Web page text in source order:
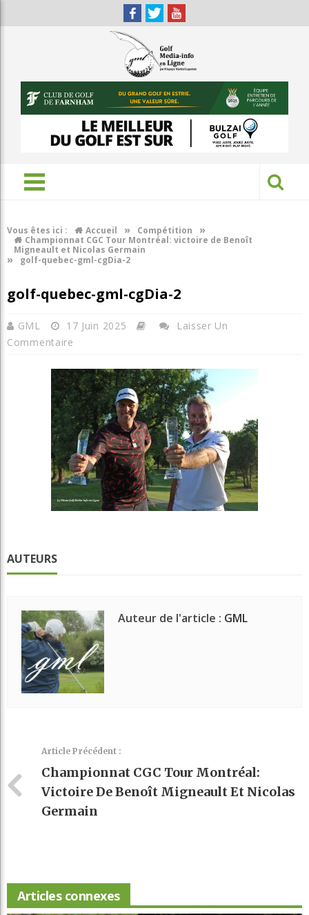
Vous êtes ici : Accueil » Compétition »
Championnat CGC Tour Montréal: victoire de Benoît
Migneault et Nicolas Germain
» golf-quebec-gml-cgDia-2
golf-quebec-gml-cgDia-2
GML 17 Juin 2025
Laisser Un
Commentaire
AUTEURS
Auteur de l'article : GML
Article Précédent :
Championnat CGC Tour Montréal:
Victoire De Benoît Migneault Et Nicolas
Germain
Articles connexes